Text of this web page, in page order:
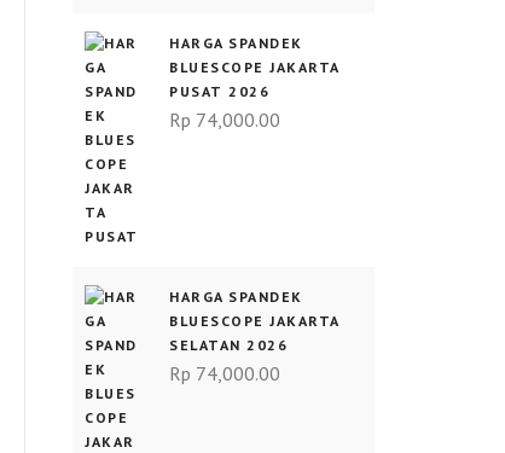
HARGA SPANDEK
BLUESCOPE JAKARTA
PUSAT 2026
Rp 74,000.00
HARGA SPANDEK
BLUESCOPE JAKARTA
SELATAN 2026
Rp 74,000.00